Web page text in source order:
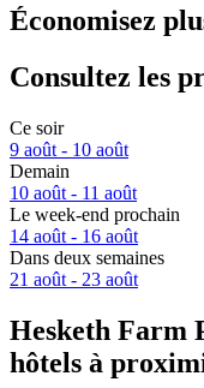
Économisez
Consultez les
Ce soir
9 août - 10 août
Demain
10 août - 11 août
Le week-end prochain
14 août - 16 août
Dans deux semaines
21 août - 23 août
Hesketh Farm
hôtels à